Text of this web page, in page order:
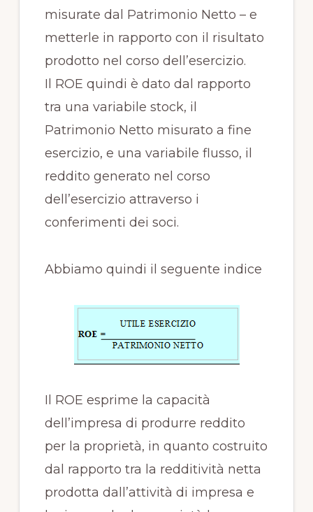
misurate dal Patrimonio Netto – e
metterle in rapporto con il risultato
prodotto nel corso dell’esercizio.
Il ROE quindi è dato dal rapporto
tra una variabile stock, il
Patrimonio Netto misurato a fine
esercizio, e una variabile flusso, il
reddito generato nel corso
dell’esercizio attraverso i
conferimenti dei soci.
Abbiamo quindi il seguente indice
Il ROE esprime la capacità
dell’impresa di produrre reddito
per la proprietà, in quanto costruito
dal rapporto tra la redditività netta
prodotta dall’attività di impresa e